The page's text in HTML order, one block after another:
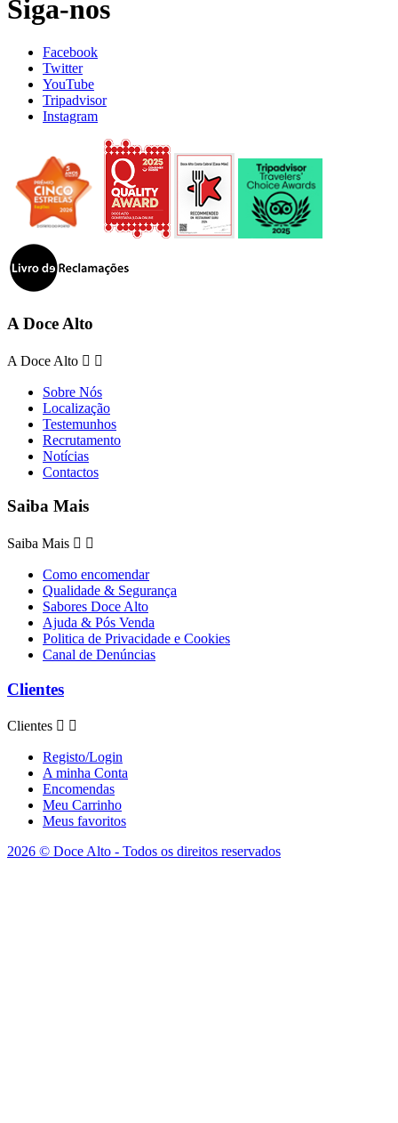
Siga-nos
Facebook
Twitter
YouTube
Tripadvisor
Instagram
A Doce Alto
A Doce Alto  
Sobre Nós
Localização
Testemunhos
Recrutamento
Notícias
Contactos
Saiba Mais
Saiba Mais  
Como encomendar
Qualidade & Segurança
Sabores Doce Alto
Ajuda & Pós Venda
Politica de Privacidade e Cookies
Canal de Denúncias
Clientes
Clientes  
Registo/Login
A minha Conta
Encomendas
Meu Carrinho
Meus favoritos
2026 © Doce Alto - Todos os direitos reservados